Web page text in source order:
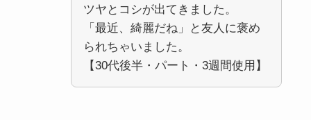
ツヤとコシが出てきました。
「最近、綺麗だね」と友人に褒め
られちゃいました。
【30代後半・パート・3週間使用】